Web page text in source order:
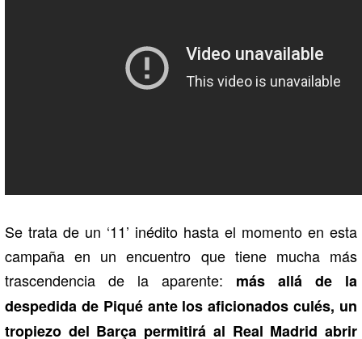
Se trata de un ‘11’ inédito hasta el momento en esta
campaña en un encuentro que tiene mucha más
trascendencia de la aparente: más allá de la
despedida de Piqué ante los aficionados culés, un
tropiezo del Barça permitirá al Real Madrid abrir